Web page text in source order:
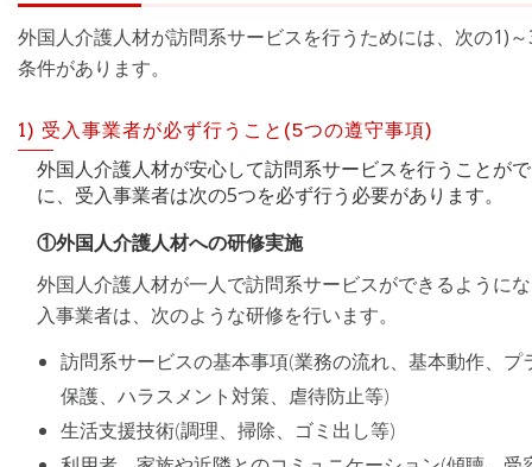
外国人介護人材が訪問系サービスを行うためには、次の1)
条件があります。
1) 受入事業者が必ず行うこと(5つの遵守事項)
外国人介護人材が安心して訪問系サービスを行うことが
に、受入事業者は次の5つを必ず行う必要があります。
①外国人介護人材への研修実施
外国人介護人材が一人で訪問系サービスができるように
入事業者は、次のような研修を行います。
訪問系サービスの基本事項(業務の流れ、基本動作、プ
保護、ハラスメント対策、虐待防止等)
生活支援技術(調理、掃除、ゴミ出し等)